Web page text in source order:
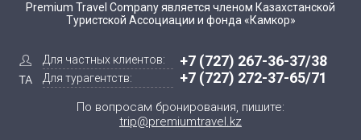
Premium Travel Company является членом Казахстанской
Туристской Ассоциации и фонда «Камкор»
Для частных клиентов:
Для турагентств:
+7 (727) 267-36-37/38
+7 (727) 272-37-65/71
По вопросам бронирования, пишите:
trip@premiumtravel.kz